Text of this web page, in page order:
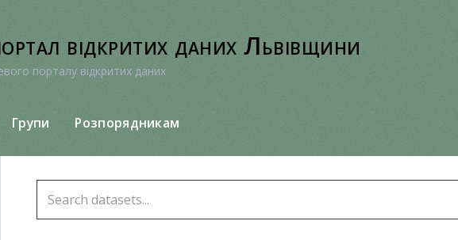
відкритих даних Львівщини
порталу відкритих даних
Групи Розпорядникам